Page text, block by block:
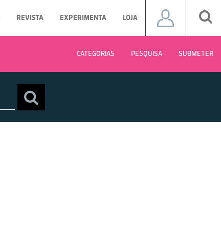
REVISTA EXPERIMENTA LOJA
CATEGORIAS PESQUISA SUBMETER